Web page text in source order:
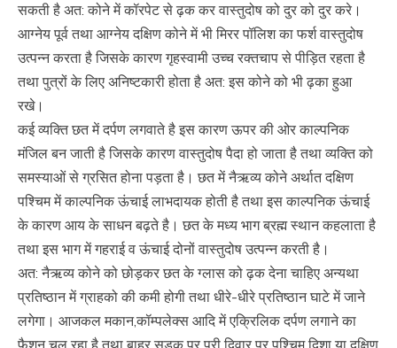
सकती है अत: कोने में कॉरपेट से ढ़क कर वास्तुदोष को दुर को दुर करे।
आग्नेय पूर्व तथा आग्नेय दक्षिण कोने में भी मिरर पॉलिश का फर्श वास्तुदोष
उत्पन्न करता है जिसके कारण गृहस्वामी उच्च रक्तचाप से पीड़ित रहता है
तथा पुत्रों के लिए अनिष्टकारी होता है अत: इस कोने को भी ढ़का हुआ
रखे।
कई व्यक्ति छत में दर्पण लगवाते है इस कारण ऊपर की ओर काल्पनिक
मंजिल बन जाती है जिसके कारण वास्तुदोष पैदा हो जाता है तथा व्यक्ति को
समस्याओं से ग्रसित होना पड़ता है। छत में नैऋव्य कोने अर्थात दक्षिण
पश्चिम में काल्पनिक ऊंचाई लाभदायक होती है तथा इस काल्पनिक ऊंचाई
के कारण आय के साधन बढ़ते है। छत के मध्य भाग ब्रह्म स्थान कहलाता है
तथा इस भाग में गहराई व ऊंचाई दोनों वास्तुदोष उत्पन्न करती है।
अत: नैऋव्य कोने को छोड़कर छत के ग्लास को ढ़क देना चाहिए अन्यथा
प्रतिष्ठान में ग्राहको की कमी होगी तथा धीरे-धीरे प्रतिष्ठान घाटे में जाने
लगेगा। आजकल मकान,कॉम्पलेक्स आदि में एक्रिलिक दर्पण लगाने का
फैशन चल रहा है तथा बाहर सड़क पर पुरी दिवार पर पश्चिम दिशा या दक्षिण